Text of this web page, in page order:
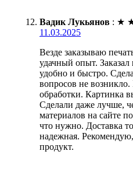
Вадик Лукьянов : ★
11.03.2025
Везде заказываю
удачный опыт. Заказал
удобно и быстро.
вопросов не
обработки. Картинка
Сделали даже лучше,
материалов на сайте
что нужно. Доставка
надежная.
продукт.